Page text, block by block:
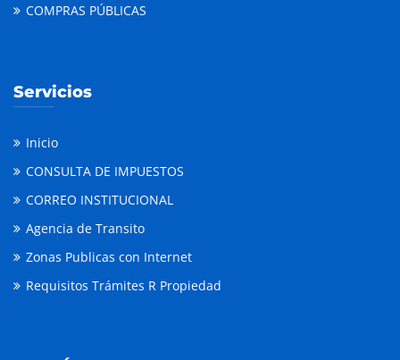
COMPRAS PÚBLICAS
Servicios
Inicio
CONSULTA DE IMPUESTOS
CORREO INSTITUCIONAL
Agencia de Transito
Zonas Publicas con Internet
Requisitos Trámites R Propiedad